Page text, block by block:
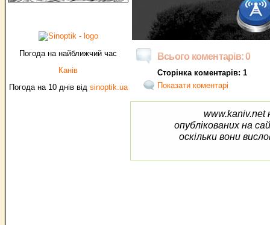
Погода на найближчий час
Канів
Погода на 10 днів від sinoptik.ua
Всього коментарів: 0
Сторінка коментарів: 1
Показати коментарі
www.kaniv.net
опублікованих на
оскільки вони